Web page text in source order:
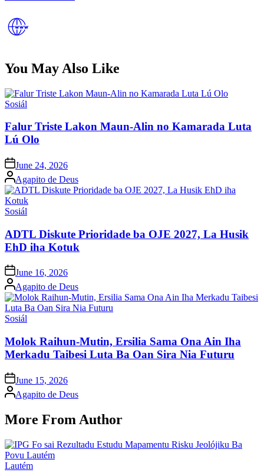
You May Also Like
Posted
Sosiál
Falur Triste Lakon Maun-Alin no Kamarada Luta
Lú Olo
Posted
on
June 24, 2026
Posted
by
Agapito de Deus
Posted
Sosiál
ADTL Diskute Prioridade ba OJE 2027, La Husik
EhD iha Kotuk
Posted
on
June 16, 2026
Posted
by
Agapito de Deus
Posted
Sosiál
Molok Raihun-Mutin, Ersilia Sama Ona Ain Iha
Merkadu Taibesi Luta Ba Oan Sira Nia Futuru
Posted
on
June 15, 2026
Posted
by
Agapito de Deus
More From Author
Posted
Lautém